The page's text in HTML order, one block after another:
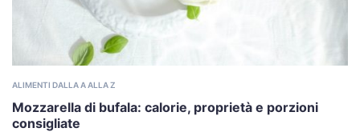
ALIMENTI DALLA A ALLA Z
Mozzarella di bufala: calorie, proprietà e porzioni
consigliate